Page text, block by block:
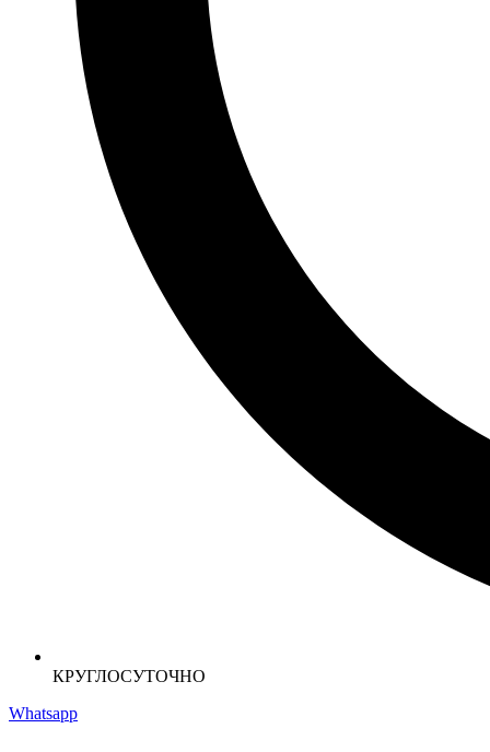
КРУГЛОСУТОЧНО
Whatsapp